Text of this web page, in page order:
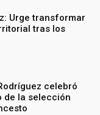
Urge transformar
tras los
celebró
de la selección